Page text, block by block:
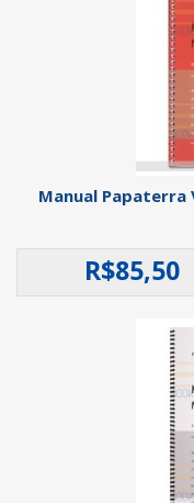
Manual Papaterra
R$85,50